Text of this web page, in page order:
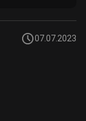
07.07.2023